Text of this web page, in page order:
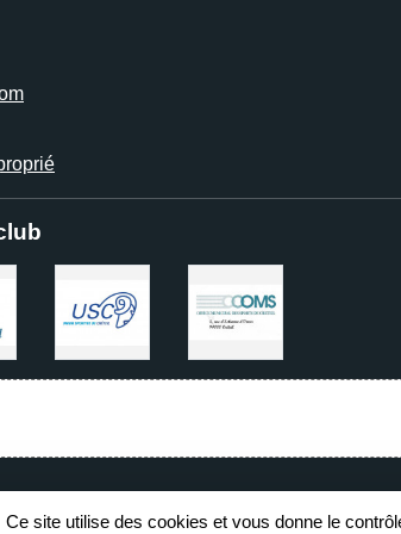
Ce site utilise des cookies et vous donne le